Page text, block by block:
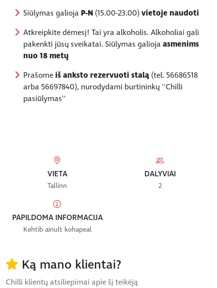
Siūlymas galioja P-N (15.00-23.00)vietoje naudoti
Atkreipkite dėmesį! Tai yra alkoholis. Alkoholiai gali
pakenkti jūsų sveikatai. Siūlymas galioja asmenims
nuo 18 metų
Prašomeiš anksto rezervuoti stalą (tel. 56686518
arba 56697840), nurodydami burtininkų ''Chilli
pasiūlymas''
VIETA
Tallinn
DALYVIAI
2
PAPILDOMA INFORMACIJA
Kehtib ainult kohapeal
Ką mano klientai?
Chilli klientų atsiliepimai apie šį teikėją